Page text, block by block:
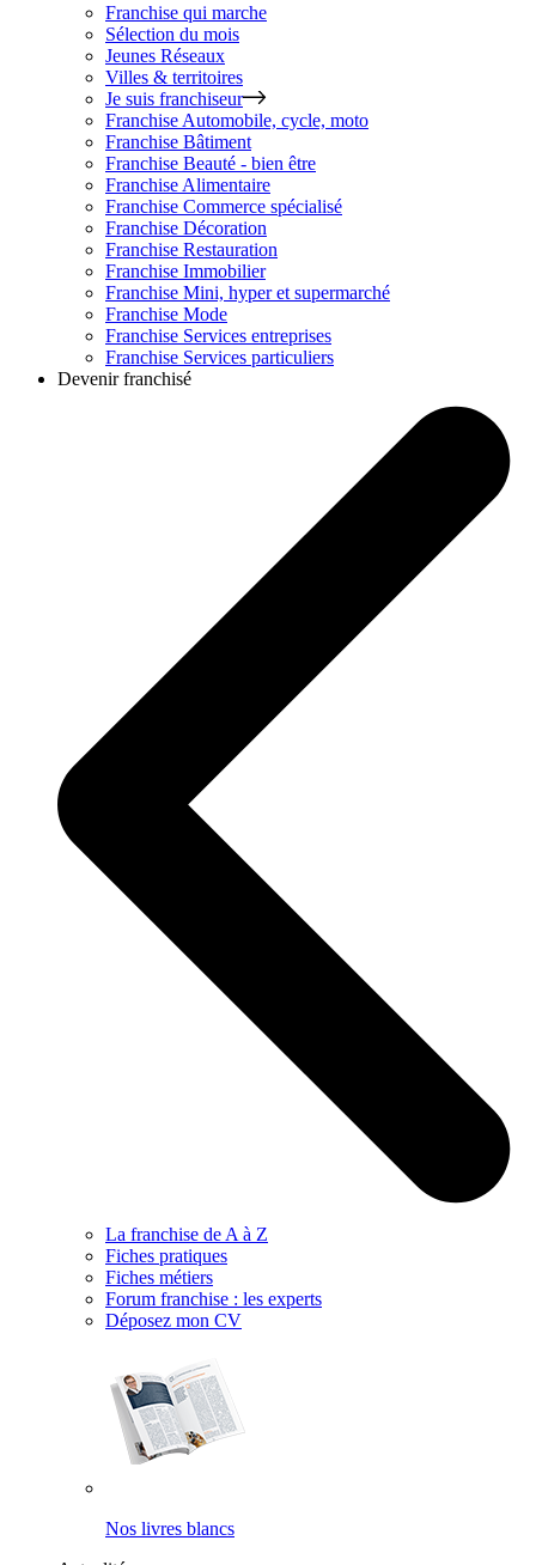
Franchise qui marche
Sélection du mois
Jeunes Réseaux
Villes & territoires
Je suis franchiseur
Franchise Automobile, cycle, moto
Franchise Bâtiment
Franchise Beauté - bien être
Franchise Alimentaire
Franchise Commerce spécialisé
Franchise Décoration
Franchise Restauration
Franchise Immobilier
Franchise Mini, hyper et supermarché
Franchise Mode
Franchise Services entreprises
Franchise Services particuliers
Devenir franchisé
La franchise de A à Z
Fiches pratiques
Fiches métiers
Forum franchise : les experts
Déposez mon CV
Nos livres blancs